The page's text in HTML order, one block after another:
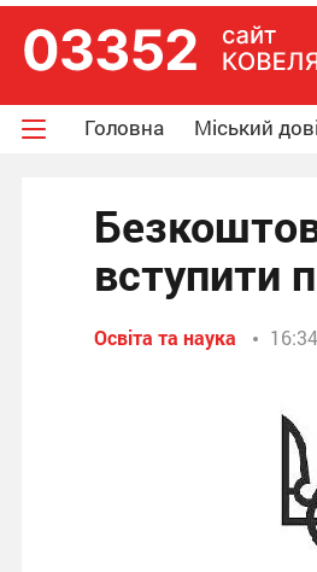
Головна Міський
вступити
Освіта та наука